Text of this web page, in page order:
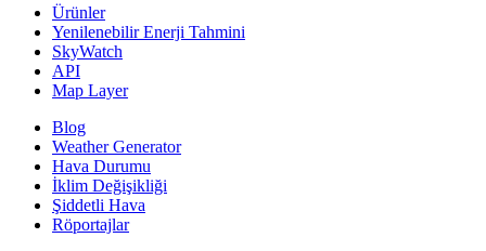
Ürünler
Yenilenebilir Enerji Tahmini
SkyWatch
API
Map Layer
Blog
Weather Generator
Hava Durumu
İklim Değişikliği
Şiddetli Hava
Röportajlar